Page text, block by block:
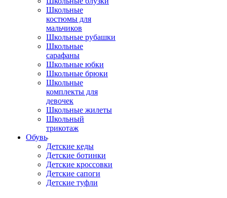
Школьные
костюмы для
мальчиков
Школьные рубашки
Школьные
сарафаны
Школьные юбки
Школьные брюки
Школьные
комплекты для
девочек
Школьные жилеты
Школьный
трикотаж
Обувь
Детские кеды
Детские ботинки
Детские кроссовки
Детские сапоги
Детские туфли